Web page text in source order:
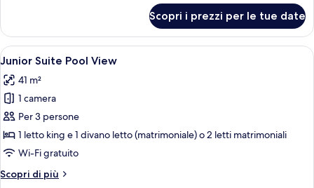
Suite
Garden
View
Scopri i prezzi per le tue date
Apri
tutte
le
foto
per
Junior
Suite
View
Camera d'albergo con un letto
5
Junior Suite Pool View
41 m²
1 camera
Per 3 persone
1 letto king e 1 divano letto (matrimoniale) o 2 letti matrimoniali
Wi-Fi gratuito
Scopri di più
Altri